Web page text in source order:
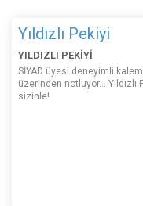
Yıldızlı Pekiyi
YILDIZLI PEKİYİ
SİYAD üyesi deneyimli
üzerinden notluyor... Yıldızlı
sizinle!